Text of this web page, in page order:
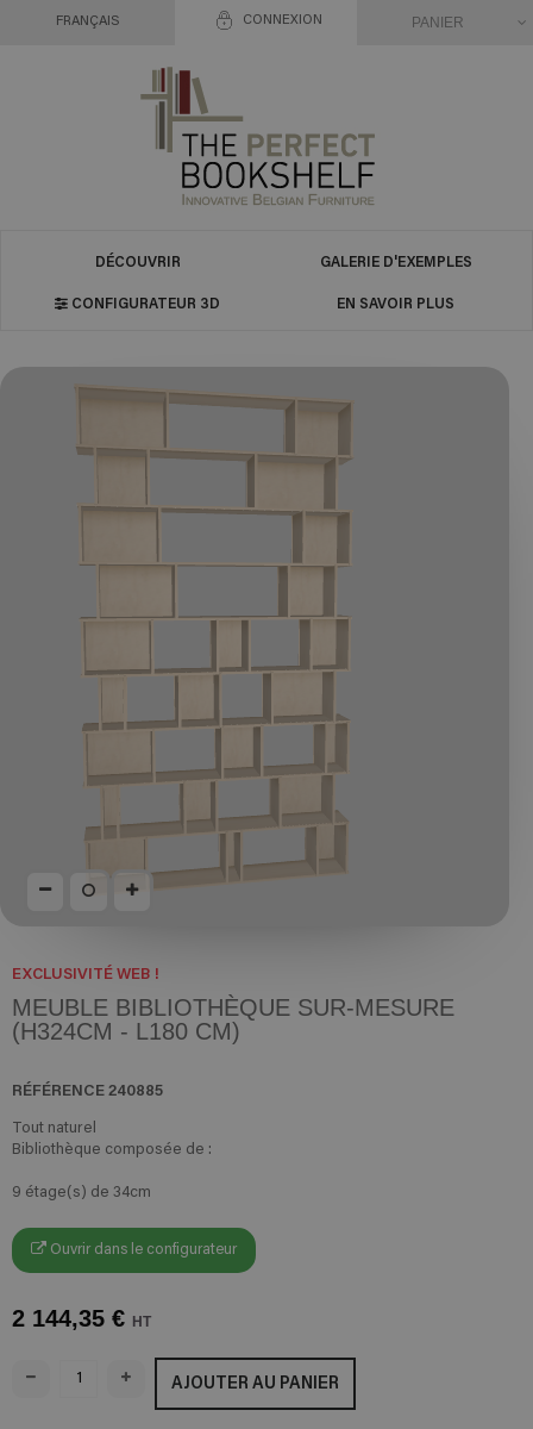
CONNEXION
FRANÇAIS PANIER
DÉCOUVRIR GALERIE D'EXEMPLES
CONFIGURATEUR 3D EN SAVOIR PLUS
EXCLUSIVITÉ WEB !
MEUBLE BIBLIOTHÈQUE SUR-MESURE
(H324CM - L180 CM)
RÉFÉRENCE240885
Tout naturel
Bibliothèque composée de :
9 étage(s) de 34cm
Ouvrir dans le configurateur
2 144,35 € HT
AJOUTER AU PANIER